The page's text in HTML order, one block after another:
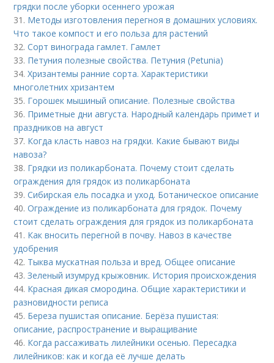
грядки после уборки осеннего урожая
31. Методы изготовления перегноя в домашних условиях.
Что такое компост и его польза для растений
32.Сорт винограда гамлет. Гамлет
33. Петуния полезные свойства. Петуния (Petunia)
34.Хризантемы ранние сорта. Характеристики
многолетних хризантем
35. Горошек мышиный описание. Полезные свойства
36. Приметные дни августа. Народный календарь примет и
праздников на август
37. Когда класть навоз на грядки. Какие бывают виды
навоза?
38. Грядки из поликарбоната. Почему стоит сделать
ограждения для грядок из поликарбоната
39.Сибирская ель посадка и уход. Ботаническое описание
40.Ограждение из поликарбоната для грядок. Почему
стоит сделать ограждения для грядок из поликарбоната
41. Как вносить перегной в почву. Навоз в качестве
удобрения
42. Тыква мускатная польза и вред. Общее описание
43.Зеленый изумруд крыжовник. История происхождения
44. Красная дикая смородина. Общие характеристики и
разновидности реписа
45. Береза пушистая описание. Берёза пушистая:
описание, распространение и выращивание
46. Когда рассаживать лилейники осенью. Пересадка
лилейников: как и когда её лучше делать